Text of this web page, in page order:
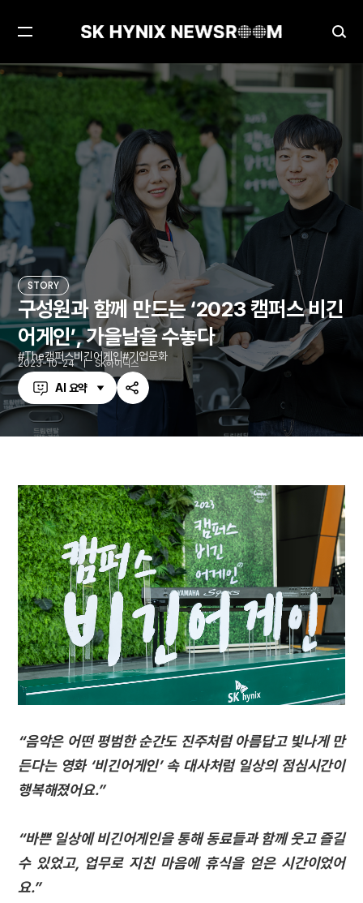
검
색
메
열
STORY
구성원과 함께 만드는 ‘2023 캠퍼스 비긴
어게인’, 가을날을 수놓다
The캠퍼스비긴어게인 기업문화
2023-10-24 SK하이닉스
AI 요약
공
하
STORY
“음악은 어떤 평범한 순간도 진주처럼 아름답고 빛나게 만
든다는 영화 ‘비긴어게인’ 속 대사처럼 일상의 점심시간이
행복해졌어요.”
“바쁜 일상에 비긴어게인을 통해 동료들과 함께 웃고 즐길
수 있었고, 업무로 지친 마음에 휴식을 얻은 시간이었어
요.”